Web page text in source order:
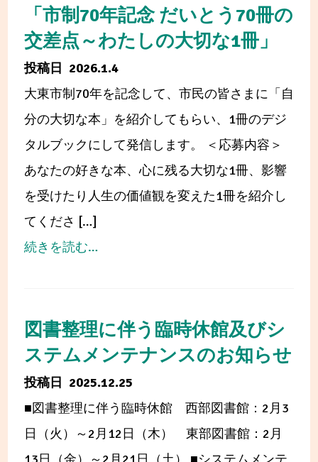
臨
時
休
館
の
お
知
ら
館
を
っ
調
べ
る
ー
ル」
(全
国
コ
「市制70年記念 だいとう70冊の
交差点～わたしの大切な1冊」
2026.1.4
大東市制70年を記念して、市民の皆さまに「自
分の大切な本」を紹介してもらい、1冊のデジ
タルブックにして発信します。 ＜応募内容＞
あなたの好きな本、心に残る大切な1冊、影響
を受けたり人生の価値観を変えた1冊を紹介し
てくださ […]
続きを読む…from
70
年
念
だ
図書整理に伴う臨時休館及びシ
ステムメンテナンスのお知らせ
2025.12.25
■図書整理に伴う臨時休館 西部図書館：2月3
日（火）～2月12日（木） 東部図書館：2月